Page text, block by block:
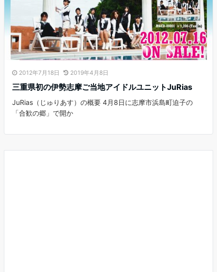
2012年7月18日 2019年4月8日
三重県初の伊勢志摩ご当地アイドルユニットJuRias
JuRias（じゅりあす）の概要 4月8日に志摩市浜島町迫子の
「合歓の郷」で開か